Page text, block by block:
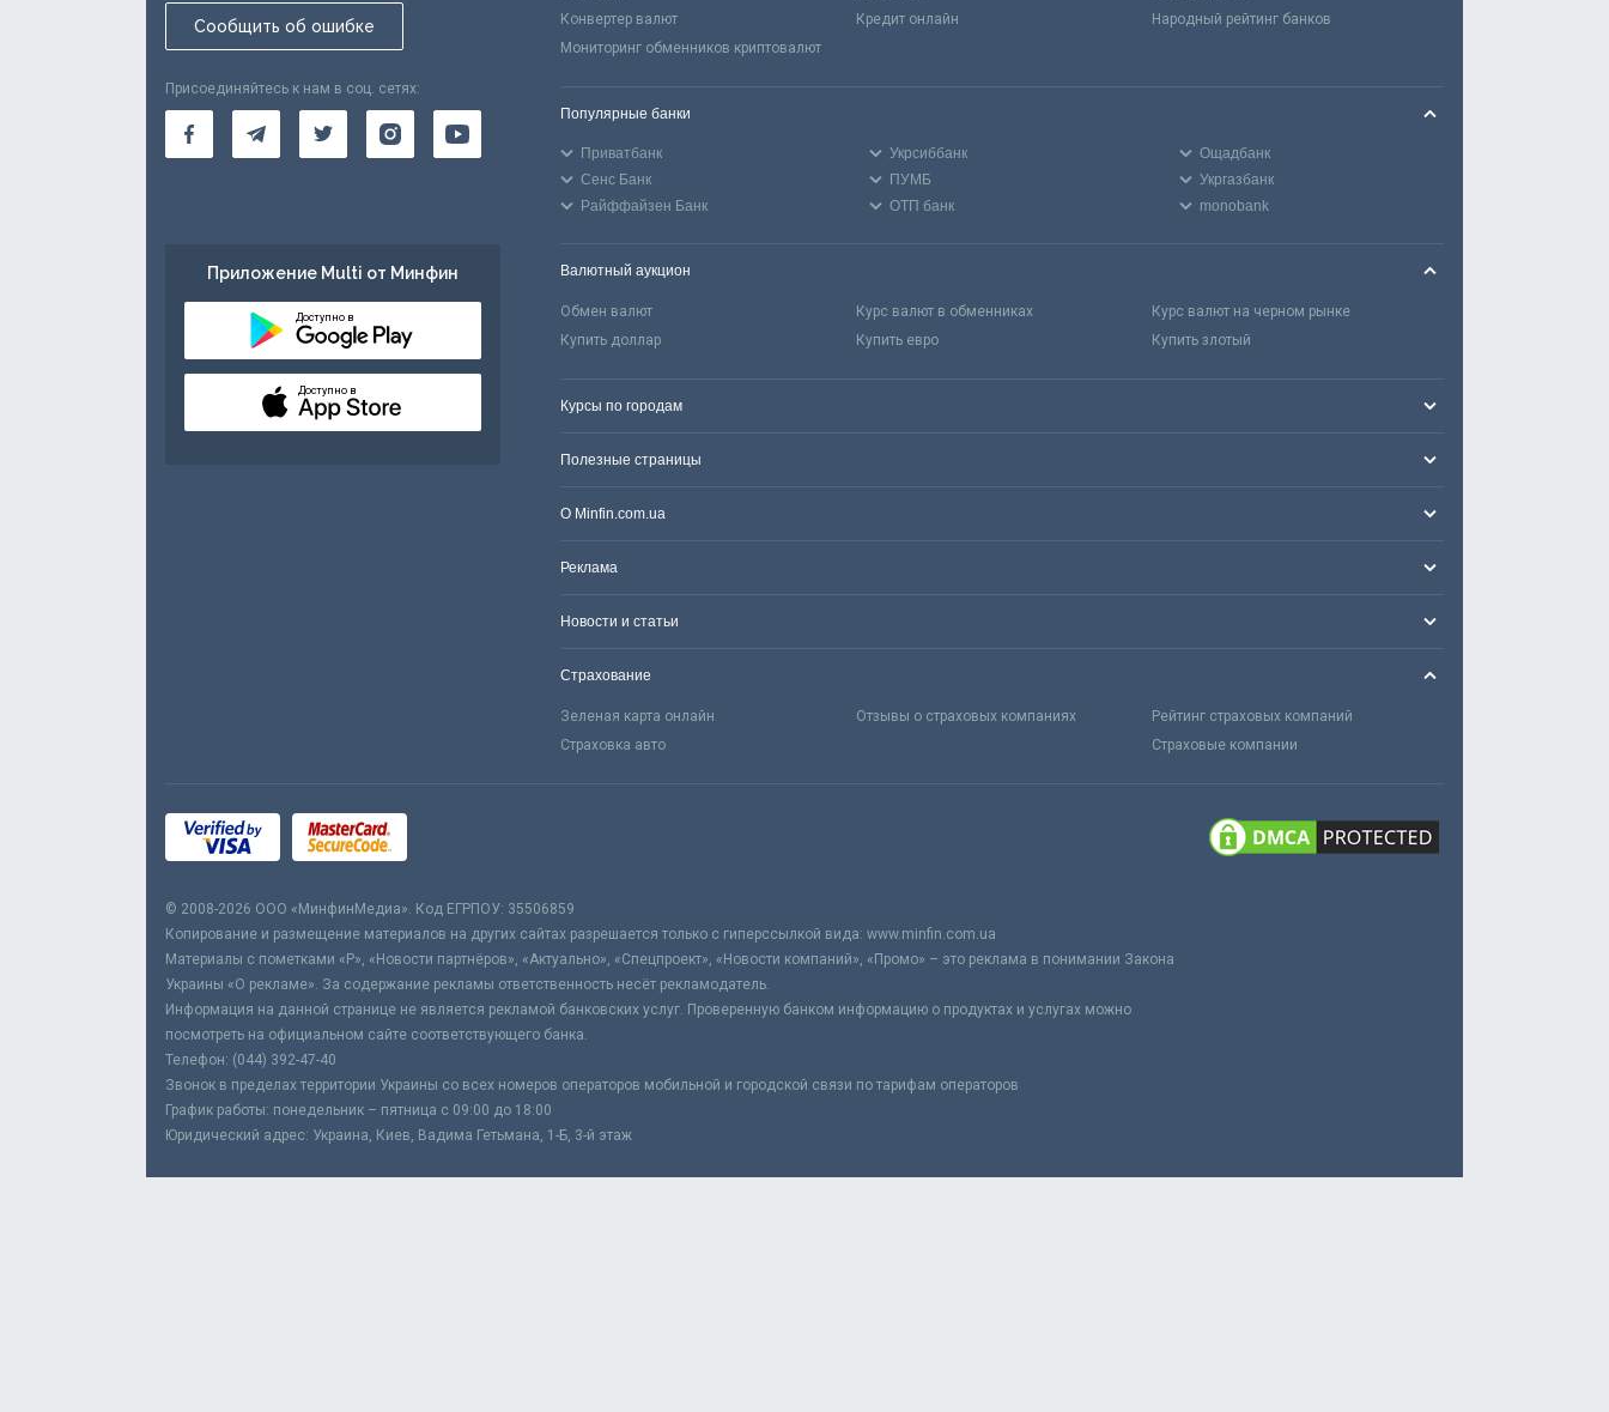
Сообщить об ошибке
Присоединяйтесь к нам в соц. сетях:
Приложение Multi от Минфин
Доступно в
Доступно в
Конвертер валют
Кредит онлайн
Народный рейтинг банков
Мониторинг обменников криптовалют
Популярные банки
Приватбанк Укрсиббанк
Ощадбанк
Сенс Банк
ПУМБ
Укргазбанк
Райффайзен Банк
ОТП банк monobank
Валютный аукцион
Обмен валют Курс валют в обменниках
Курс валют на черном рынке
Купить доллар
Купить евро Купить злотый
Курсы по городам
Полезные страницы
О Minfin.com.ua
Реклама
Новости и статьи
Страхование
Зеленая карта онлайн Отзывы о страховых компаниях
Рейтинг страховых компаний
Страховка авто
Страховые компании
© 2008-2026 ООО «МинфинМедиа». Код ЕГРПОУ: 35506859
Копирование и размещение материалов на других сайтах разрешается только с гиперссылкой вида: www.minfin.com.ua
Материалы с пометками «Р», «Новости партнёров», «Актуально», «Спецпроект», «Новости компаний», «Промо» – это реклама в понимании Закона
Украины «О рекламе». За содержание рекламы ответственность несёт рекламодатель.
Информация на данной странице не является рекламой банковских услуг. Проверенную банком информацию о продуктах и услугах можно
посмотреть на официальном сайте соответствующего банка.
Телефон: (044) 392-47-40
Звонок в пределах территории Украины со всех номеров операторов мобильной и городской связи по тарифам операторов
График работы: понедельник – пятница с 09:00 до 18:00
Юридический адрес: Украина, Киев, Вадима Гетьмана, 1-Б, 3-й этаж